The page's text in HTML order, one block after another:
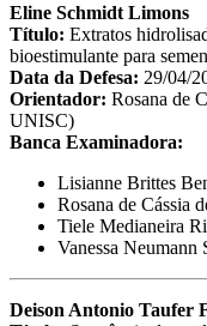
Eline Schmidt Limons
Título: Extratos
bioestimulante para
Data da Defesa: 29/04/
Orientador: Rosana de
UNISC)
Banca Examinadora:
Lisianne Brittes
Rosana de Cássia
Tiele Medianeira
Vanessa
Deison Antonio Taufer